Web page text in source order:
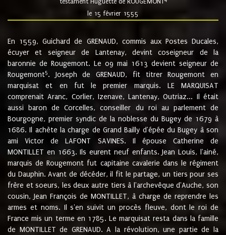
le 15 février 1555
En 1559, Guichard de GRENAUD, commis aux Postes Ducales,
écuyer et seigneur de Lantenay, devint coseigneur de la
baronnie de Rougemont. Le 09 mai 1613 devient seigneur de
Rougemont5. Joseph de GRENAUD, fit titrer Rougemont en
marquisat et en fut le premier marquis. LE MARQUISAT
comprenait Aranc, Corlier, Izenave, Lantenay, Outriaz... Il était
aussi baron de Corcelles, conseiller du roi au parlement de
Bourgogne, premier syndic de la noblesse du Bugey de 1679 à
1686. Il achète la charge de Grand Bailly d'épée du Bugey à son
ami Victor de LAFONT SAVINES. Il épouse Catherine de
MONTILLET en 1663. Ils eurent neuf enfants. Jean Louis, l'ainé,
marquis de Rougemont fut capitaine cavalerie dans le régiment
du Dauphin. Avant de décéder, il fit le partage, un tiers pour ses
frère et soeurs, les deux autre tiers à l'archevêque d'Auche, son
cousin, Jean François de MONTILLET, à charge de reprendre les
armes et noms. Il s'en suivit un procès fleuve, dont le roi de
France mis un terme en 1785. Le marquisat resta dans la famille
de MONTILLET de GRENAUD. A la révolution, une partie de la